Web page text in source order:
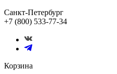
Санкт-Петербург
+7 (800) 533-77-34
Корзина